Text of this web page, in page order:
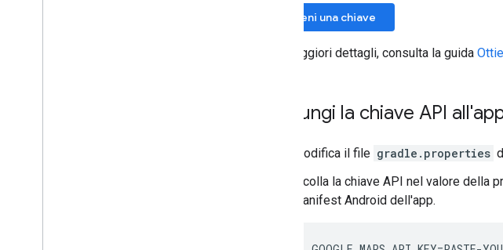
Ottieni una chiave
Per maggiori dettagli, consulta la guida
Aggiungi la chiave API
Modifica il file gradle.properties
Incolla la chiave API nel valore della
manifest Android dell'app.